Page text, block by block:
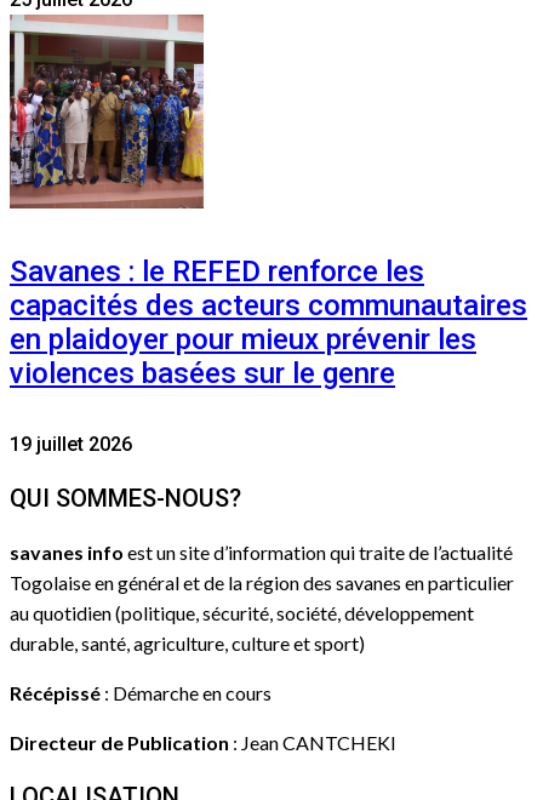
Savanes : le REFED renforce les
capacités des acteurs communautaires
en plaidoyer pour mieux prévenir les
violences basées sur le genre
19 juillet 2026
QUI SOMMES-NOUS?
savanes info est un site d’information qui traite de l’actualité
Togolaise en général et de la région des savanes en particulier
au quotidien (politique, sécurité, société, développement
durable, santé, agriculture, culture et sport)
Récépissé : Démarche en cours
Directeur de Publication : Jean CANTCHEKI